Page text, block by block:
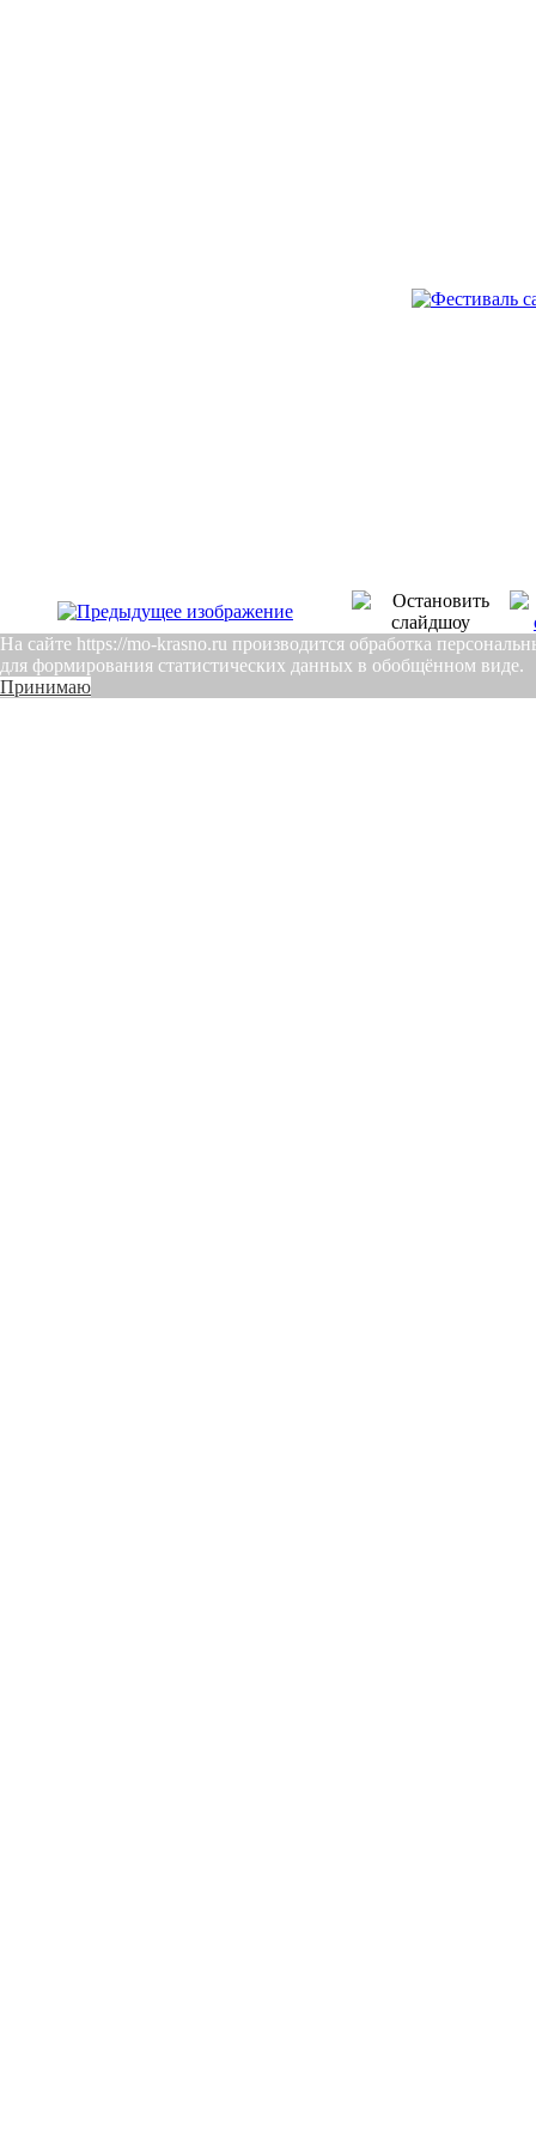
На сайте https://mo-krasno.ru производится обработка
для формирования статистических данных в обобщённом виде.
Принимаю